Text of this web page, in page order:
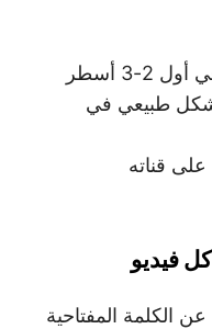
3 أسطر
طبيعي في
قناته
فيديو
الكلمة المفتاحية